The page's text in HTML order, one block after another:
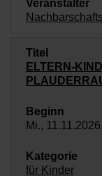
ELTERN-
Mi.,
für Kinder